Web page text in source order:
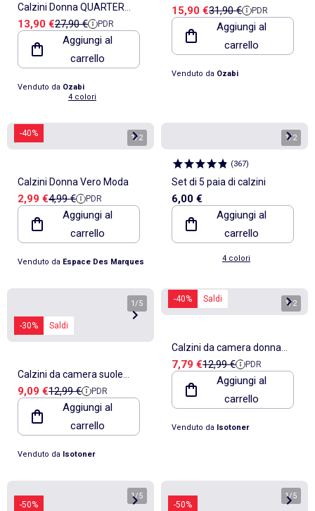
Calzini Donna QUARTER
KAPPA - Confezione da 6
Prezzo di vendita
13,90 €Prezzo di riferimento
27,90 € PDR
Aggiungi al
carrello
Venduto da Ozabi
4 colori
Confezione da 9
Prezzo di vendita
15,90 €Prezzo di riferimento
31,90 € PDR
Aggiungi al
carrello
Venduto da Ozabi
-40% 1/2
Calzini Donna Vero Moda
Prezzo di vendita
2,99 €Prezzo di riferimento
4,99 € PDR
Aggiungi al
carrello
Venduto da Espace Des Marques
1/2
(367)
Set di 5 paia di calzini
6,00 €
Aggiungi al
carrello
4 colori
-30% Saldi
1 /5
Calzini da camera suole
ultraconfortevoli in pelle
scamosciata con borchie
donna Isotoner
Prezzo di vendita
9,09 €Prezzo di riferimento
12,99 € PDR
Aggiungi al
carrello
Venduto da Isotoner
-40% Saldi 1/2
Calzini da camera donna
Isotoner
Prezzo di vendita
7,79 €Prezzo di riferimento
12,99 € PDR
Aggiungi al
carrello
Venduto da Isotoner
-50%
1/5
-50%
1/5